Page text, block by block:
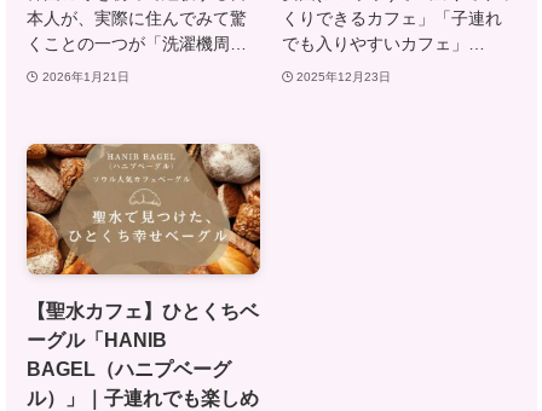
本人が、実際に住んでみて驚
くことの一つが「洗濯機周…
2026年1月21日
くりできるカフェ」「子連れ
でも入りやすいカフェ」…
2025年12月23日
【聖水カフェ】ひとくちベ
ーグル「HANIB
BAGEL（ハニプベーグ
ル）」｜子連れでも楽しめ